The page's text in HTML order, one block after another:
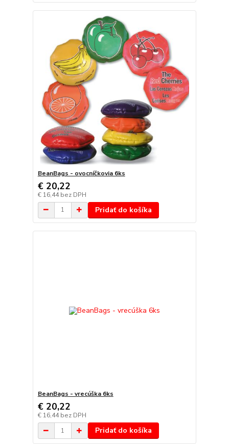
BeanBags - ovocníčkovia 6ks
€ 20,22
€ 16,44bez DPH
Pridať do košíka
BeanBags - vrecúška 6ks
€ 20,22
€ 16,44bez DPH
Pridať do košíka